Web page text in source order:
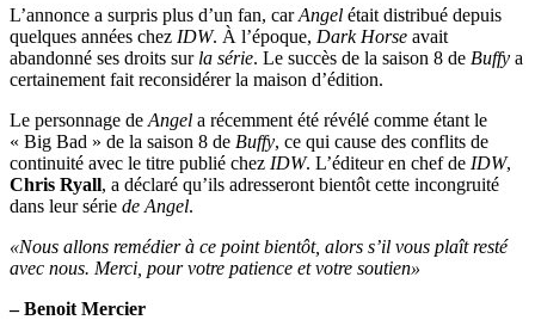
L’annonce a surpris plus d’un fan, carAngel était distribué depuis
quelques années chez IDW. À l’époque, Dark Horse avait
abandonné ses droits sur la série. Le succès de la saison 8 de Buffy a
certainement fait reconsidérer la maison d’édition.
Le personnage de Angel a récemment été révélé comme étant le
« Big Bad » de la saison 8 de Buffy, ce qui cause des conflits de
continuité avec le titre publié chez IDW. L’éditeur en chef de IDW,
Chris Ryall, a déclaré qu’ils adresseront bientôt cette incongruité
dans leur série de Angel.
«Nous allons remédier à ce point bientôt, alors s’il vous plaît resté
avec nous. Merci, pour votre patience et votre soutien»
– Benoit Mercier